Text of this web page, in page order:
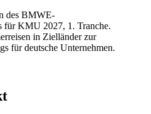
des BMWE-
für KMU 2027, 1. Tranche.
in Zielländer zur
für deutsche Unternehmen.